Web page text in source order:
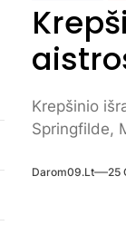
Krepšinio
Springfilde,
Darom09.lt 25